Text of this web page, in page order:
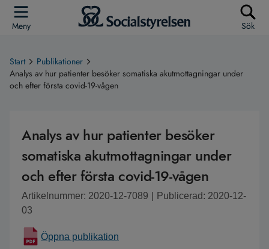
Meny Sök
Start
Publikationer
Analys av hur patienter besöker somatiska akutmottagningar under
och efter första covid-19-vågen
Analys av hur patienter besöker
somatiska akutmottagningar under
och efter första covid-19-vågen
Artikelnummer: 2020-12-7089
Publicerad: 2020-12-
03
Öppna publikation